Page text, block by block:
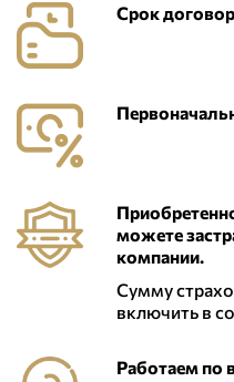
Срок
можете
компании.
Сумму
включить в
Работаем по